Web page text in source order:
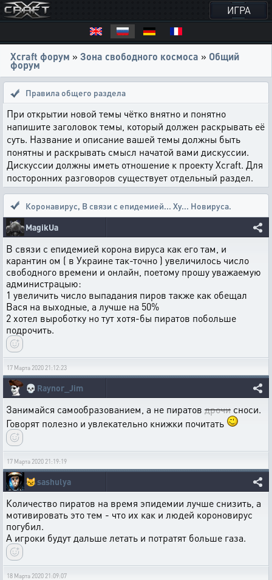
ИГРА
Xcraft форум » Зона свободного космоса » Общий
форум
Правила общего раздела
При открытии новой темы чётко внятно и понятно
напишите заголовок темы, который должен раскрывать её
суть. Название и описание вашей темы должны быть
понятны и раскрывать смысл начатой вами дискуссии.
Дискуссии должны иметь отношение к проекту Xcraft. Для
посторонних разговоров существует отдельный раздел.
Коронавирус, В связи с епидемией... Ху... Новируса.
MagikUa
В связи с епидемией корона вируса как его там, и
карантин ом ( в Украине так-точно ) увеличилось число
свободного времени и онлайн, поетому прошу уважаемую
администрацыю:
1 увеличить число выпадания пиров также как обещал
Вася на выходные, а лучше на 50%
2 хотел выроботку но тут хотя-бы пиратов побольше
подрочить.
17 Марта 2020 21:12:23
💀 Raynor_Jim
Занимайся самообразованием, а не пиратов дрочи сноси.
Говорят полезно и увлекательно книжки почитать
17 Марта 2020 21:19:19
😼sashulya
Количество пиратов на время эпидемии лучше снизить, а
мотивировать это тем - что их как и людей короновирус
погубил.
А игроки будут дальше летать и потратят больше газа.
18 Марта 2020 21:09:07